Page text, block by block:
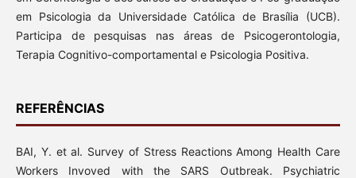
em Psicologia da Universidade Católica de Brasília (UCB).
Participa de pesquisas nas áreas de Psicogerontologia,
Terapia Cognitivo-comportamental e Psicologia Positiva.
REFERÊNCIAS
BAI, Y. et al. Survey of Stress Reactions Among Health Care
Workers Invoved with the SARS Outbreak. Psychiatric